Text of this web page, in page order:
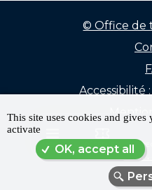
© Office de
Pied
de
page
Accessibilité
Plan
MENU RÉSERVER
This site uses cookies and
activate
OK, accept all